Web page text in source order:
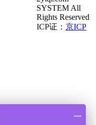
SYSTEM All
Rights Reserved
ICP证：京ICP